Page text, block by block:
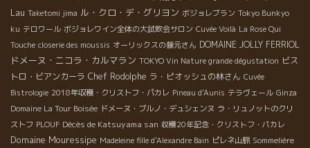
Lau Taketomi jima ル・クロ・デ・グリヨン ボジョレブラン Tokyo Bunkyo
ku テロワール ボジョレワイン全体の大試飲会サロン Cuvée Voilà La Rose Qui
Touche closerie des moussis オーリックスの藤元さん DOMAINE JOLLY FERRIOL
ドメーヌ・ニコラ・カルマラン TOKYO Vin Nature grande dégustation ビス
トロ・ビアンカーラ Chef Rodolphe ラ・ピオッシュの林さん Cuvée
Bistrologie 2018年収穫・クリストフ・パカレ Pineau d'Aunis テラヴェール Ginza
Domaine La Tour Boisée ドメーヌ・ブルノ・デュシェンヌ ラ・リュノットのクリ
ストフ PLOUF Décès de Katsuyama san 収穫20年記念・クリストフ・パカレ
Domaine Mouressipe Madeleine fille d'Alexandre Bain ピレネ山脈 Sommelière